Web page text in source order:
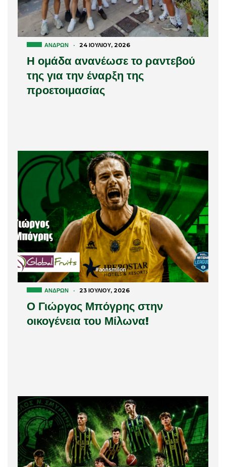
ΑΝΔΡΏΝ · 24 ΙΟΥΛΊΟΥ, 2026
Η ομάδα ανανέωσε το ραντεβού
της για την έναρξη της
προετοιμασίας
ΑΝΔΡΏΝ · 23 ΙΟΥΛΊΟΥ, 2026
Ο Γιώργος Μπόγρης στην
οικογένεια του Μίλωνα!